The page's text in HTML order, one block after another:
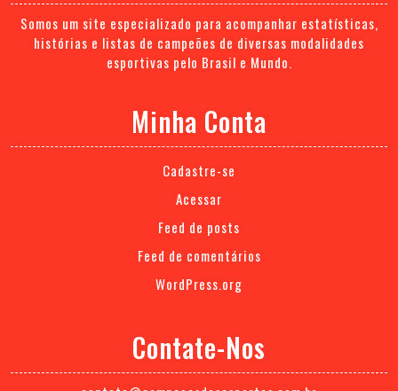
Somos um site especializado para acompanhar estatísticas,
histórias e listas de campeões de diversas modalidades
esportivas pelo Brasil e Mundo.
Minha Conta
Cadastre-se
Acessar
Feed de posts
Feed de comentários
WordPress.org
Contate-Nos